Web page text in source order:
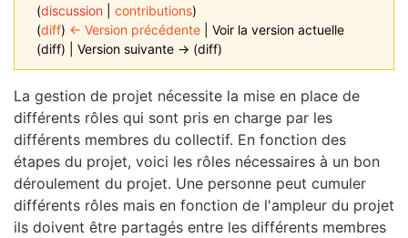
(discussion contributions)
(diff) ← Version précédente | Voir la version actuelle
(diff) | Version suivante → (diff)
Aller à :navigation,rechercher
La gestion de projet nécessite la mise en place de
différents rôles qui sont pris en charge par les
différents membres du collectif. En fonction des
étapes du projet, voici les rôles nécessaires à un bon
déroulement du projet. Une personne peut cumuler
différents rôles mais en fonction de l'ampleur du projet
ils doivent être partagés entre les différents membres